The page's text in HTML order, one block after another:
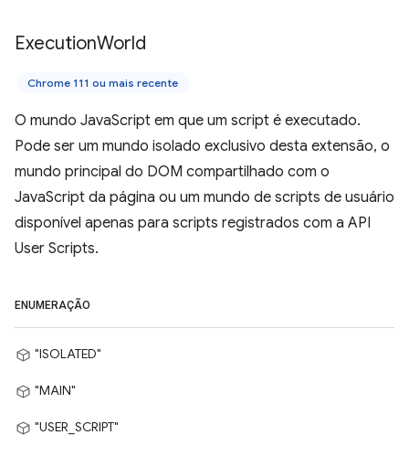
ExecutionWorld
Chrome 111 ou mais recente
O mundo JavaScript em que um script é executado.
Pode ser um mundo isolado exclusivo desta extensão, o
mundo principal do DOM compartilhado com o
JavaScript da página ou um mundo de scripts de usuário
disponível apenas para scripts registrados com a API
User Scripts.
ENUMERAÇÃO
"ISOLATED"
"MAIN"
"USER_SCRIPT"